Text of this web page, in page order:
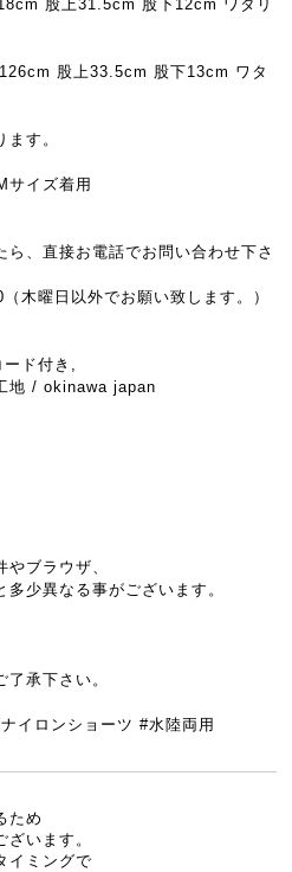
股上31.5cm 股下12cm ワタリ
股上33.5cm 股下13cm ワタ
す。
イズ着用
、直接お電話でお問い合わせ下さ
木曜日以外でお願い致します。）
ド付き,
地 / okinawa japan
ブラウザ、
少異なる事がございます。
承下さい。
イロンショーツ #水陸両用
ため
います。
イミングで